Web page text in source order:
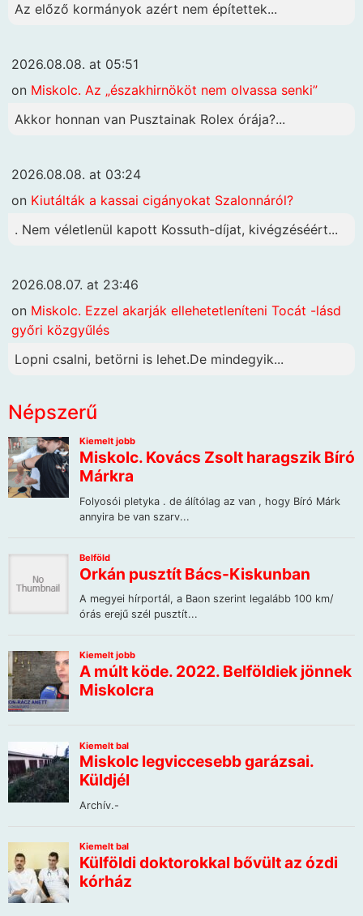
Az előző kormányok azért nem építettek...
2026.08.08. at 05:51
on Miskolc. Az „északhirnököt nem olvassa senki”
Akkor honnan van Pusztainak Rolex órája?...
2026.08.08. at 03:24
on Kiutálták a kassai cigányokat Szalonnáról?
. Nem véletlenül kapott Kossuth-díjat, kivégzéséért...
2026.08.07. at 23:46
on Miskolc. Ezzel akarják ellehetetleníteni Tocát -lásd
győri közgyűlés
Lopni csalni, betörni is lehet.De mindegyik...
Népszerű